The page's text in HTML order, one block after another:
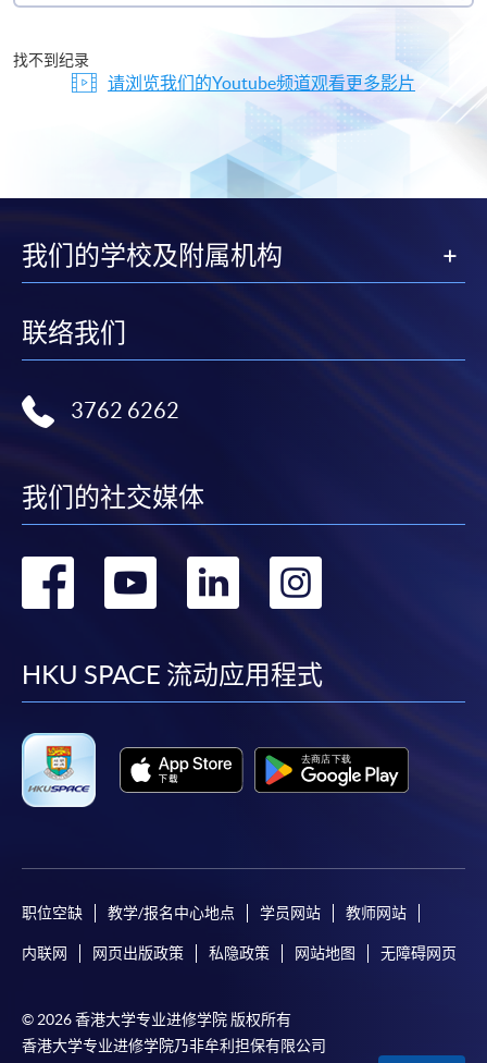
寻
片
搜
找不到纪录
请浏览我们的Youtube频道观看更多影片
我们的学校及附属机构
联络我们
3762 6262
我们的社交媒体
转
facebook
转
youtube
转
linkedin
转
HKU SPACE 流动应用程式
职位空缺 教学/报名中心地点 学员网站 教师网站
内联网 网页出版政策 私隐政策 网站地图 无障碍网页
© 2026 香港大学专业进修学院 版权所有
香港大学专业进修学院乃非牟利担保有限公司